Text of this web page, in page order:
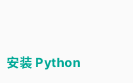
安装 Python